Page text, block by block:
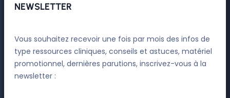
NEWSLETTER
Vous souhaitez recevoir une fois par mois des infos de
type ressources cliniques, conseils et astuces, matériel
promotionnel, dernières parutions, inscrivez-vous à la
newsletter :